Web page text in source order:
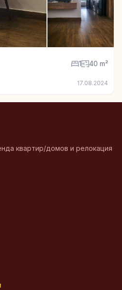
2, 1 спал., 40 m²
1 40 m²
17.08.2024
квартир/домов и релокация